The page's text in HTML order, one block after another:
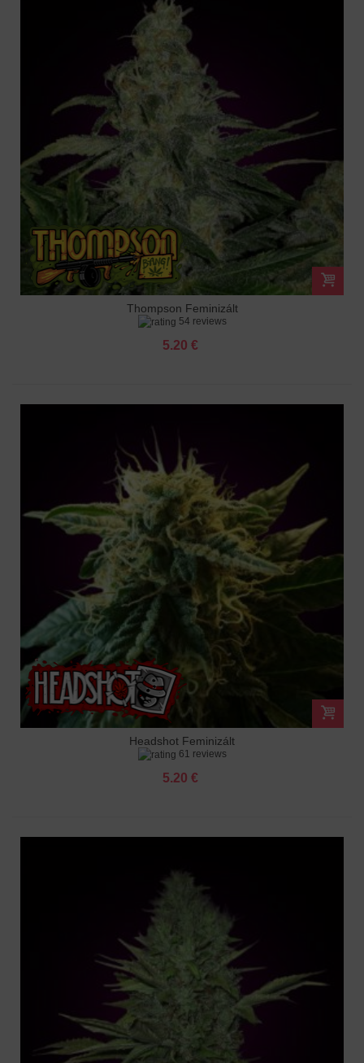
Thompson Feminizált
54 reviews
5.20 €
Headshot Feminizált
61 reviews
5.20 €